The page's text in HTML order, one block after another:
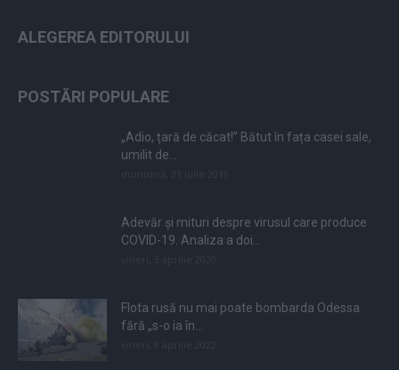
ALEGEREA EDITORULUI
POSTĂRI POPULARE
„Adio, țară de căcat!” Bătut în fața casei sale,
umilit de...
Adevăr și mituri despre virusul care produce
COVID-19. Analiza a doi...
Flota rusă nu mai poate bombarda Odessa
fără „s-o ia în...